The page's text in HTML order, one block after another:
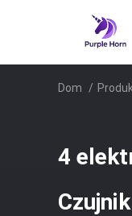
Dom /
4